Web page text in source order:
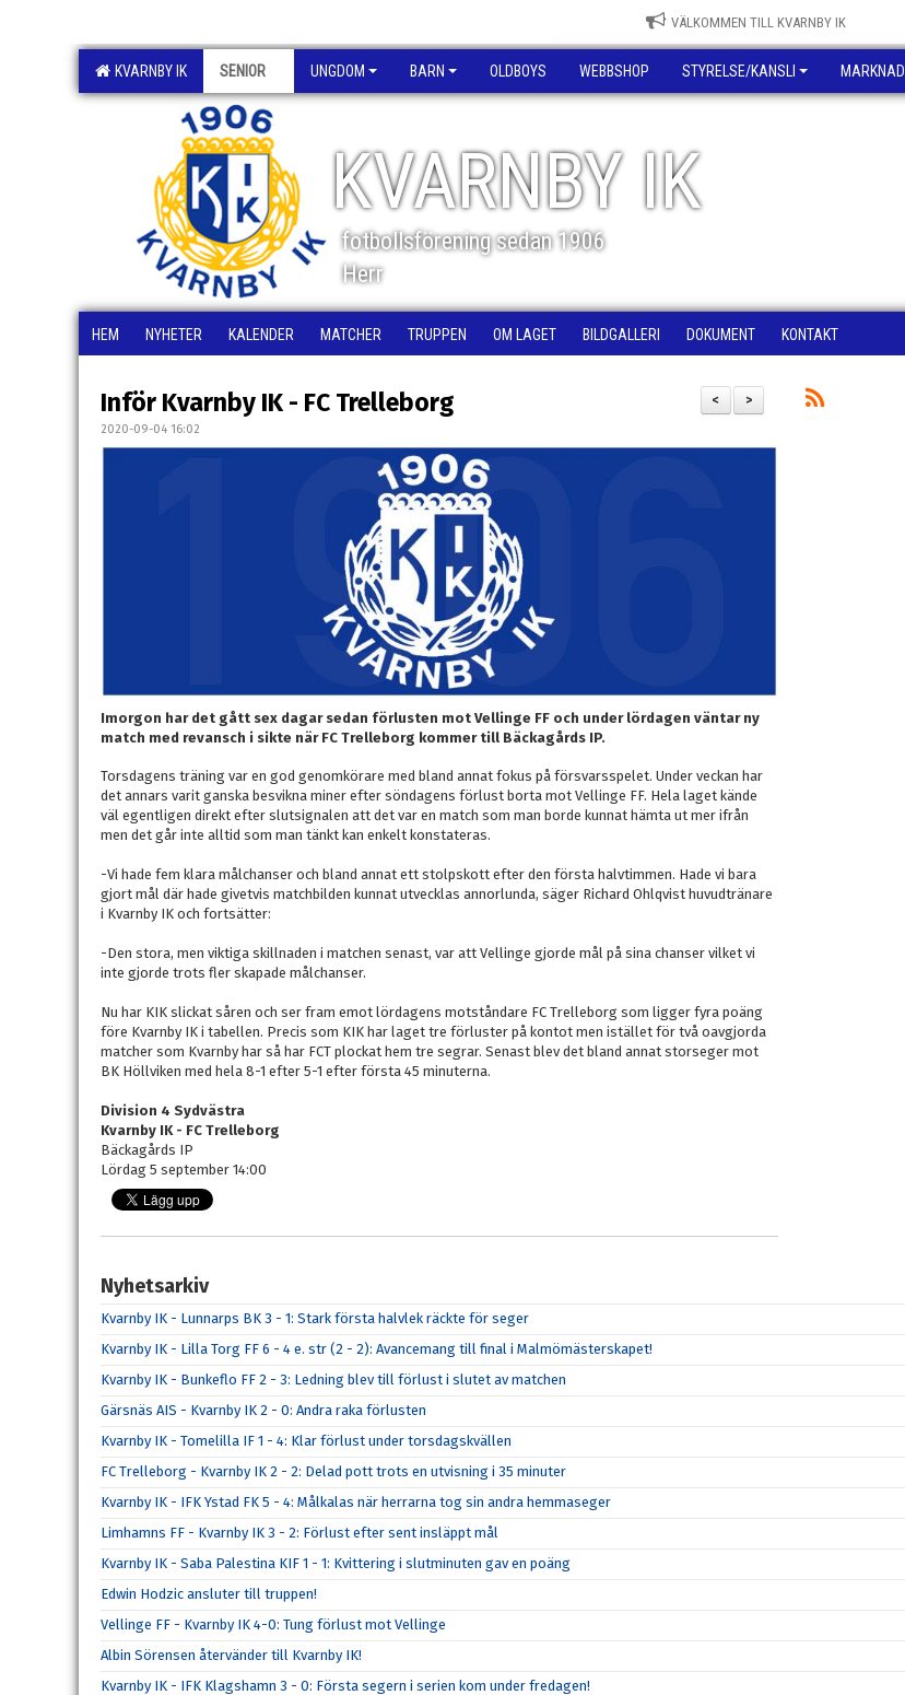
VÄLKOMMEN TILL KVARNBY IK
KVARNBY IK SENIOR UNGDOM BARN OLDBOYS WEBBSHOP STYRELSE/KANSLI MARKNAD
KVARNBY IK
fotbollsförening sedan 1906
Herr
HEM NYHETER KALENDER MATCHER TRUPPEN OM LAGET BILDGALLERI DOKUMENT KONTAKT
>
<
Inför Kvarnby IK - FC Trelleborg
2020-09-04 16:02
Imorgon har det gått sex dagar sedan förlusten mot Vellinge FF och under lördagen väntar ny
match med revansch i sikte när FC Trelleborg kommer till Bäckagårds IP.
Torsdagens träning var en god genomkörare med bland annat fokus på försvarsspelet. Under veckan har
det annars varit ganska besvikna miner efter söndagens förlust borta mot Vellinge FF. Hela laget kände
väl egentligen direkt efter slutsignalen att det var en match som man borde kunnat hämta ut mer ifrån
men det går inte alltid som man tänkt kan enkelt konstateras.
-Vi hade fem klara målchanser och bland annat ett stolpskott efter den första halvtimmen. Hade vi bara
gjort mål där hade givetvis matchbilden kunnat utvecklas annorlunda, säger Richard Ohlqvist huvudtränare
i Kvarnby IK och fortsätter:
-Den stora, men viktiga skillnaden i matchen senast, var att Vellinge gjorde mål på sina chanser vilket vi
inte gjorde trots fler skapade målchanser.
Nu har KIK slickat såren och ser fram emot lördagens motståndare FC Trelleborg som ligger fyra poäng
före Kvarnby IK i tabellen. Precis som KIK har laget tre förluster på kontot men istället för två oavgjorda
matcher som Kvarnby har så har FCT plockat hem tre segrar. Senast blev det bland annat storseger mot
BK Höllviken med hela 8-1 efter 5-1 efter första 45 minuterna.
Division 4 Sydvästra
Kvarnby IK - FC Trelleborg
Bäckagårds IP
Lördag 5 september 14:00
Nyhetsarkiv
Kvarnby IK - Lunnarps BK 3 - 1: Stark första halvlek räckte för seger
Kvarnby IK - Lilla Torg FF 6 - 4 e. str (2 - 2): Avancemang till final i Malmömästerskapet!
Kvarnby IK - Bunkeflo FF 2 - 3: Ledning blev till förlust i slutet av matchen
Gärsnäs AIS - Kvarnby IK 2 - 0: Andra raka förlusten
Kvarnby IK - Tomelilla IF 1 - 4: Klar förlust under torsdagskvällen
FC Trelleborg - Kvarnby IK 2 - 2: Delad pott trots en utvisning i 35 minuter
Kvarnby IK - IFK Ystad FK 5 - 4: Målkalas när herrarna tog sin andra hemmaseger
Limhamns FF - Kvarnby IK 3 - 2: Förlust efter sent insläppt mål
Kvarnby IK - Saba Palestina KIF 1 - 1: Kvittering i slutminuten gav en poäng
Edwin Hodzic ansluter till truppen!
Vellinge FF - Kvarnby IK 4-0: Tung förlust mot Vellinge
Albin Sörensen återvänder till Kvarnby IK!
Kvarnby IK - IFK Klagshamn 3 - 0: Första segern i serien kom under fredagen!